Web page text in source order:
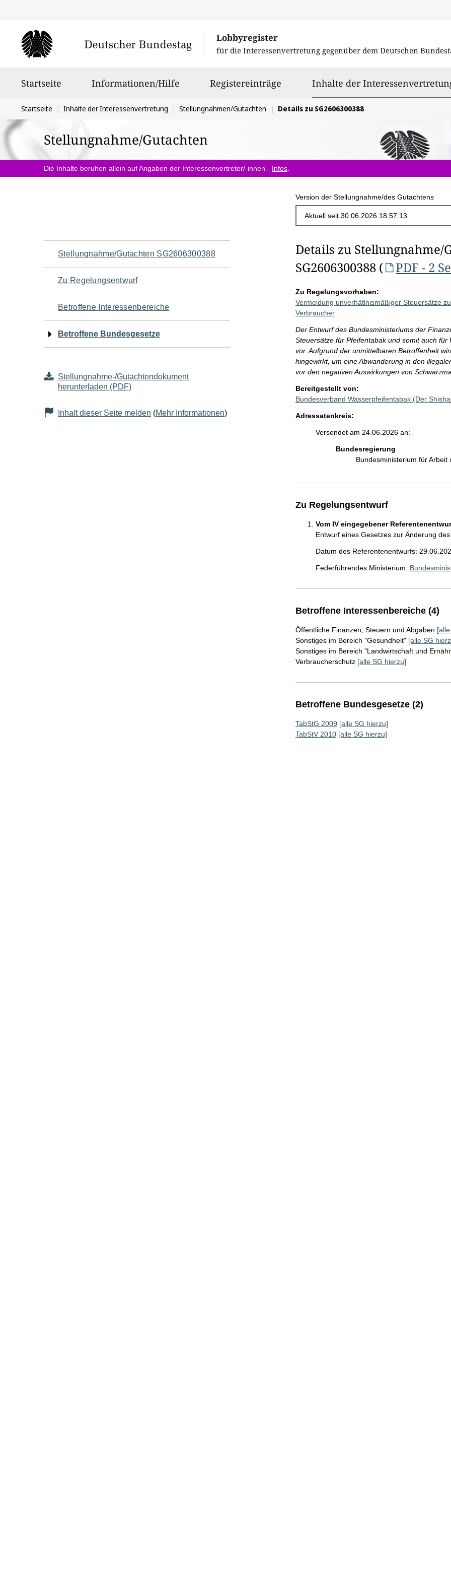
Lobbyregister
für die Interessenvertretung gegenüber dem Deutschen
Startseite Informationen/Hilfe Registereinträge Inhalte der
Sie
befinden
sich
hier:
Startseite Inhalte der Interessenvertretung Stellungnahmen/Gutachten Details zu SG2606300388
Stellungnahme/Gutachten
Die Inhalte beruhen allein auf Angaben der Interessenvertreter/-innen - Infos
Version der Stellungnahme/des Gutachtens
Navigation
für
den
Seiteninhalt
Stellungnahme/Gutachten SG2606300388
Zu Regelungsentwurf
Betroffene Interessenbereiche
Betroffene Bundesgesetze
Stellungnahme-/Gutachtendokument
herunterladen (PDF)
Inhalt dieser Seite melden (Mehr Informationen)
Details zu Stellungnahme/
SG2606300388 (
PDF - 2
Zu Regelungsvorhaben:
Vermeidung unverhätlnismäßiger Steuersätze
Verbraucher
Der Entwurf des Bundesministeriums der
Steuersätze für Pfeifentabak und somit auch
vor. Aufgrund der unmittelbaren Betroffenheit
hingewirkt, um eine Abwanderung in den
vor den negativen Auswirkungen von
Bereitgestellt von:
Bundesverband Wasserpfeifentabak (Der
Adressatenkreis:
Versendet am 24.06.2026 an:
Bundesregierung
Bundesministerium für
Zu Regelungsentwurf
Vom IV eingegebener
Entwurf eines Gesetzes zur Änderung
Datum des Referentenentwurfs:
Federführendes Ministerium:
Betroffene Interessenbereiche (4)
Öffentliche Finanzen, Steuern und Abgaben
Sonstiges im Bereich "Gesundheit" [alle SG
Sonstiges im Bereich "Landwirtschaft und
Verbraucherschutz [alle SG hierzu]
Betroffene Bundesgesetze (2)
TabStG 2009 [alle SG hierzu]
TabStV 2010 [alle SG hierzu]